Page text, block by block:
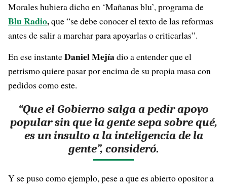
Morales hubiera dicho en ‘Mañanas blu’, programa de
Blu Radio,que “se debe conocer el texto de las reformas
antes de salir a marchar para apoyarlas o criticarlas”.
En ese instanteDaniel Mejíadio a entender que el
petrismo quiere pasar por encima de su propia masa con
pedidos como este.
“Que el Gobierno salga a pedir apoyo
popular sin que la gente sepa sobre qué,
es un insulto a la inteligencia de la
gente”, consideró.
Y se puso como ejemplo, pese a que es abierto opositor a